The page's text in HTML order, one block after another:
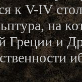
к V-IV
на
Греции и